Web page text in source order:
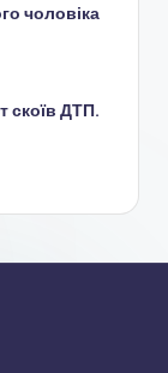
чоловіка
скоїв ДТП.